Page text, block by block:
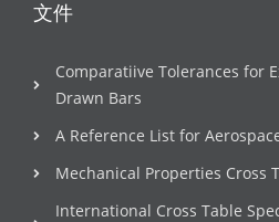
文件
Comparatiive Tolerances for
Drawn Bars
A Reference List for
Mechanical Properties Cross
International Cross Table